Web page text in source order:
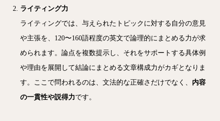
ライティング力
ライティングでは、与えられたトピックに対する自分の意見
や主張を、120〜160語程度の英文で論理的にまとめる力が求
められます。論点を複数提示し、それをサポートする具体例
や理由を展開して結論にまとめる文章構成力がカギとなりま
す。ここで問われるのは、文法的な正確さだけでなく、 内容
の一貫性や説得力です。